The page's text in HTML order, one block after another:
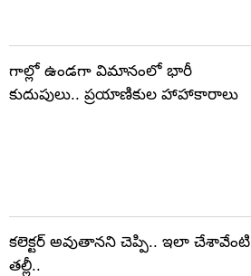
గాల్లో ఉండగా విమానంలో భారీ
కుదుపులు.. ప్రయాణికుల హాహాకారాలు
కలెక్టర్‌ అవుతానని చెప్పి.. ఇలా చేశావేంటి
తల్లీ..